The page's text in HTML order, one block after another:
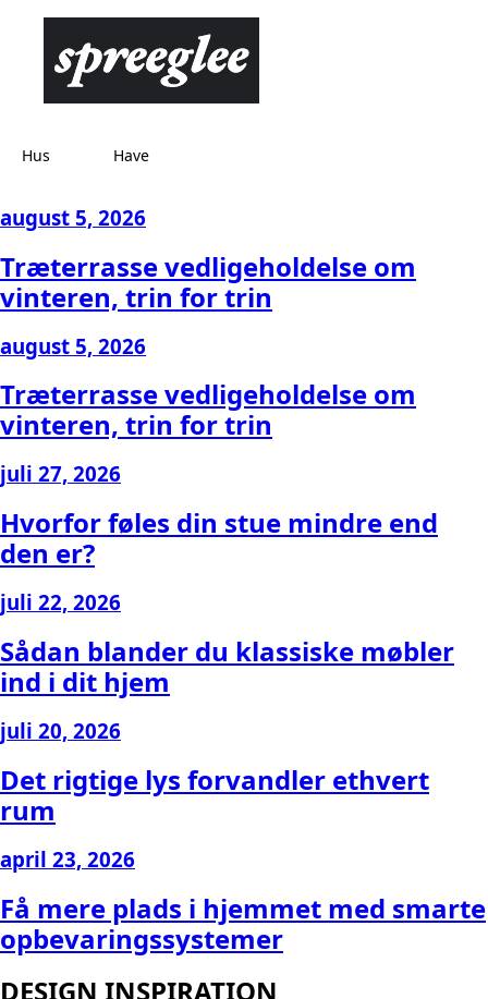
Hus Have
august 5, 2026
Træterrasse vedligeholdelse om
vinteren, trin for trin
august 5, 2026
Træterrasse vedligeholdelse om
vinteren, trin for trin
juli 27, 2026
Hvorfor føles din stue mindre end
den er?
juli 22, 2026
Sådan blander du klassiske møbler
ind i dit hjem
juli 20, 2026
Det rigtige lys forvandler ethvert
rum
april 23, 2026
Få mere plads i hjemmet med smarte
opbevaringssystemer
DESIGN INSPIRATION